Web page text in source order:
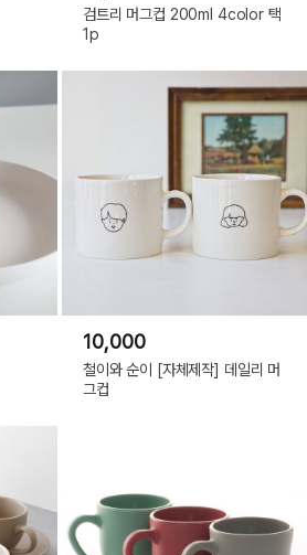
검트리 머그컵 200ml 4color 택
1p
10,000
철이와 순이 [자체제작] 데일리 머
그컵